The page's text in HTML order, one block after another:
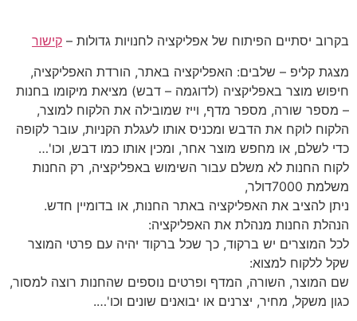
בקרוב יסתיים הפיתוח של אפליקציה לחנויות גדולות – קישור
מצגת קליפ – שלבים: האפליקציה באתר, הורדת האפליקציה,
חיפוש מוצר באפליקציה (לדוגמה – דבש) מציאת מיקומו בחנות
– מספר שורה, מספר מדף, וייז שמובילה את הלקוח למוצר,
הלקוח לוקח את הדבש ומכניס אותו לעגלת הקניות, עובר לקופה
כדי לשלם, או מחפש מוצר אחר, ומכין אותו כמו דבש, וכו'…
לקוח החנות לא משלם עבור השימוש באפליקציה, רק החנות
משלמת 7000דולר,
ניתן להציב את האפליקציה באתר החנות, או בדומיין חדש.
הנהלת החנות מנהלת את האפליקציה:
לכל המוצרים יש ברקוד, כך שכל ברקוד יהיה עם פרטי המוצר
שקל ללקוח למצוא:
שם המוצר, השורה, המדף ופרטים נוספים שהחנות רוצה למסור,
כגון משקל, מחיר, יצרנים או יבואנים שונים וכו'….